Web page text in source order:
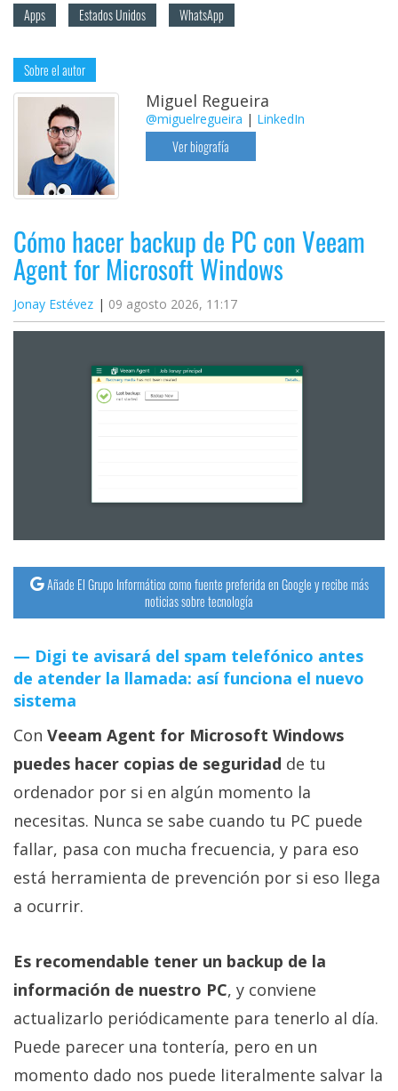
Apps Estados Unidos WhatsApp
Sobre el autor
Miguel Regueira
@miguelregueira | LinkedIn
Ver biografía
Cómo hacer backup de PC con Veeam
Agent for Microsoft Windows
Jonay Estévez 09 agosto 2026, 11:17
Añade El Grupo Informático como fuente preferida en Google y recibe más
noticias sobre tecnología
Digi te avisará del spam telefónico antes
de atender la llamada: así funciona el nuevo
sistema
Con Veeam Agent for Microsoft Windows
puedes hacer copias de seguridad de tu
ordenador por si en algún momento la
necesitas. Nunca se sabe cuando tu PC puede
fallar, pasa con mucha frecuencia, y para eso
está herramienta de prevención por si eso llega
a ocurrir.
Es recomendable tener un backup de la
información de nuestro PC, y conviene
actualizarlo periódicamente para tenerlo al día.
Puede parecer una tontería, pero en un
momento dado nos puede literalmente salvar la